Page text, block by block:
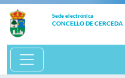
Sede electrónica
CONCELLO DE CERCEDA